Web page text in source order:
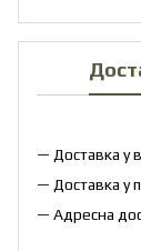
— Доставка у
— Доставка у
— Адресна